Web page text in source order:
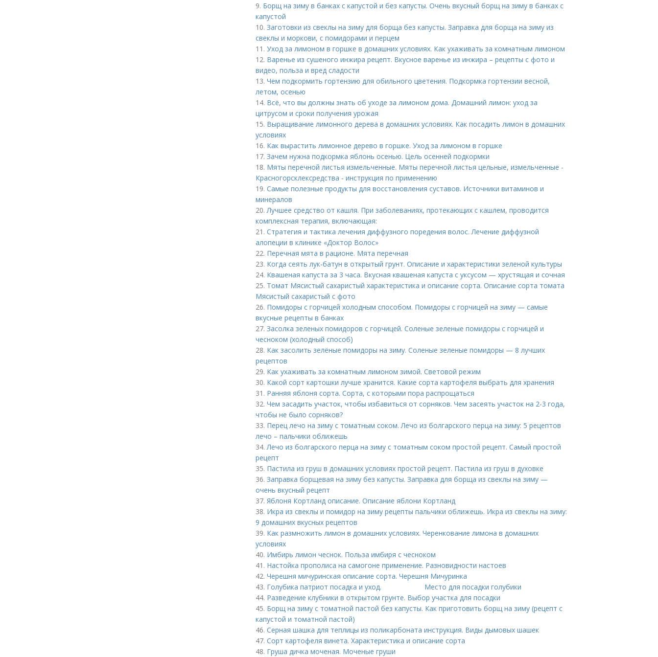
9. Борщ на зиму в банках с капустой и без капусты. Очень вкусный борщ на зиму в банках с
капустой
10. Заготовки из свеклы на зиму для борща без капусты. Заправка для борща на зиму из
свеклы и моркови, с помидорами и перцем
11. Уход за лимоном в горшке в домашних условиях. Как ухаживать за комнатным лимоном
12. Варенье из сушеного инжира рецепт. Вкусное варенье из инжира – рецепты с фото и
видео, польза и вред сладости
13. Чем подкормить гортензию для обильного цветения. Подкормка гортензии весной,
летом, осенью
14. Всё, что вы должны знать об уходе за лимоном дома. Домашний лимон: уход за
цитрусом и сроки получения урожая
15. Выращивание лимонного дерева в домашних условиях. Как посадить лимон в домашних
условиях
16. Как вырастить лимонное дерево в горшке. Уход за лимоном в горшке
17. Зачем нужна подкормка яблонь осенью. Цель осенней подкормки
18. Мяты перечной листья измельченные. Мяты перечной листья цельные, измельченные -
Красногорсклексредства - инструкция по применению
19. Самые полезные продукты для восстановления суставов. Источники витаминов и
минералов
20.Лучшее средство от кашля. При заболеваниях, протекающих с кашлем, проводится
комплексная терапия, включающая:
21. Стратегия и тактика лечения диффузного поредения волос. Лечение диффузной
алопеции в клинике «Доктор Волос»
22. Перечная мята в рационе. Мята перечная
23. Когда сеять лук-батун в открытый грунт. Описание и характеристики зеленой культуры
24. Квашеная капуста за 3 часа. Вкусная квашеная капуста с уксусом — хрустящая и сочная
25. Томат Мясистый сахаристый характеристика и описание сорта. Описание сорта томата
Мясистый сахаристый с фото
26. Помидоры с горчицей холодным способом. Помидоры с горчицей на зиму — самые
вкусные рецепты в банках
27. Засолка зеленых помидоров с горчицей. Соленые зеленые помидоры с горчицей и
чесноком (холодный способ)
28. Как засолить зелёные помидоры на зиму. Соленые зеленые помидоры — 8 лучших
рецептов
29. Как ухаживать за комнатным лимоном зимой. Световой режим
30. Какой сорт картошки лучше хранится. Какие сорта картофеля выбрать для хранения
31. Ранняя яблоня сорта. Сорта, с которыми пора распрощаться
32. Чем засадить участок, чтобы избавиться от сорняков. Чем засеять участок на 2-3 года,
чтобы не было сорняков?
33. Перец лечо на зиму с томатным соком. Лечо из болгарского перца на зиму: 5 рецептов
лечо – пальчики оближешь
34.Лечо из болгарского перца на зиму с томатным соком простой рецепт. Самый простой
рецепт
35. Пастила из груш в домашних условиях простой рецепт. Пастила из груш в духовке
36. Заправка борщевая на зиму без капусты. Заправка для борща из свеклы на зиму —
очень вкусный рецепт
37. Яблоня Кортланд описание. Описание яблони Кортланд
38. Икра из свеклы и помидор на зиму рецепты пальчики оближешь. Икра из свеклы на зиму:
9 домашних вкусных рецептов
39. Как размножить лимон в домашних условиях. Черенкование лимона в домашних
условиях
40. Имбирь лимон чеснок. Польза имбиря с чесноком
41. Настойка прополиса на самогоне применение. Разновидности настоев
42. Черешня мичуринская описание сорта. Черешня Мичуринка
43. Голубика патриот посадка и уход. Место для посадки голубики
44. Разведение клубники в открытом грунте. Выбор участка для посадки
45. Борщ на зиму с томатной пастой без капусты. Как приготовить борщ на зиму (рецепт с
капустой и томатной пастой)
46. Серная шашка для теплицы из поликарбоната инструкция. Виды дымовых шашек
47. Сорт картофеля винета. Характеристика и описание сорта
48. Груша дичка моченая. Моченые груши